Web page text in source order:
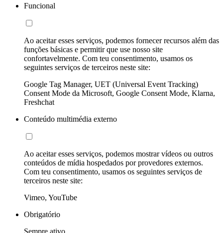
Funcional
Ao aceitar esses serviços, podemos fornecer recursos além das
funções básicas e permitir que use nosso site
confortavelmente. Com teu consentimento, usamos os
seguintes serviços de terceiros neste site:
Google Tag Manager, UET (Universal Event Tracking)
Consent Mode da Microsoft, Google Consent Mode, Klarna,
Freshchat
Conteúdo multimédia externo
Ao aceitar esses serviços, podemos mostrar vídeos ou outros
conteúdos de mídia hospedados por provedores externos.
Com teu consentimento, usamos os seguintes serviços de
terceiros neste site:
Vimeo, YouTube
Obrigatório
Sempre ativo